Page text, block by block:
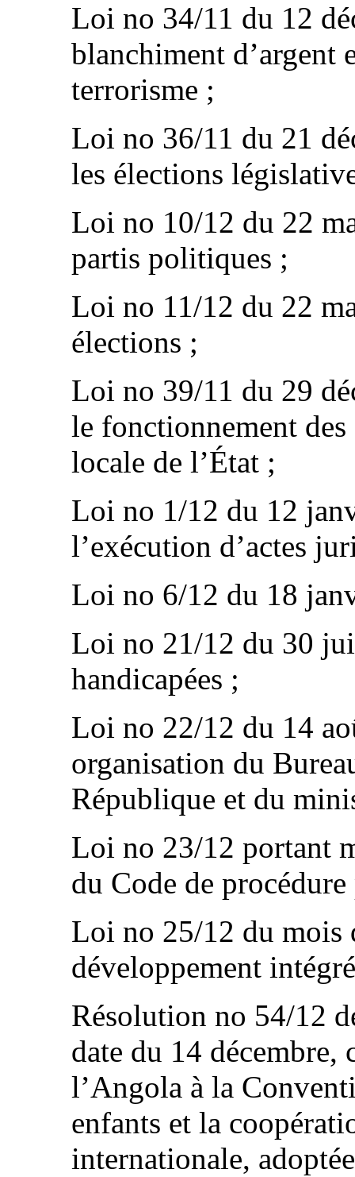
Loi no 34/11 du 12
blanchiment d’argent
terrorisme ;
Loi no 36/11 du 21
les élections
Loi no 10/12 du 22
partis politiques ;
Loi no 11/12 du 22
élections ;
Loi no 39/11 du 29
le fonctionnement
locale de l’État ;
Loi no 1/12 du 12
l’exécution d’actes
Loi no 6/12 du 18
Loi no 21/12 du 30
handicapées ;
Loi no 22/12 du 14
organisation du
République et du
Loi no 23/12 portant
du Code de procédure
Loi no 25/12 du mois
développement
Résolution no 54/12
date du 14 décembre,
l’Angola à la
enfants et la
internationale,